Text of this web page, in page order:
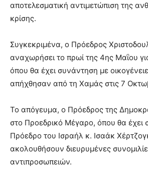
αποτελεσματική αντιμετώπιση της
κρίσης.
Συγκεκριμένα, ο Πρόεδρος
αναχωρήσει το πρωί της 4ης Μαΐου
όπου θα έχει συνάντηση με
απήχθησαν από τη Χαμάς στις 7
Το απόγευμα, ο Πρόεδρος της
στο Προεδρικό Μέγαρο, όπου θα έχει
Πρόεδρο του Ισραήλ κ. Ισαάκ
ακολουθήσουν διευρυμένες
αντιπροσωπειών.